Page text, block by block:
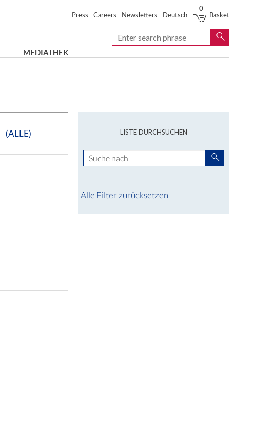
Search
Search
MEDIATHEK
Service-
Navigation
Press Careers Newsletters Deutsch
0
Basket
(ALLE) LISTE DURCHSUCHEN
Suche:
Suchen
Alle Filter zurücksetzen